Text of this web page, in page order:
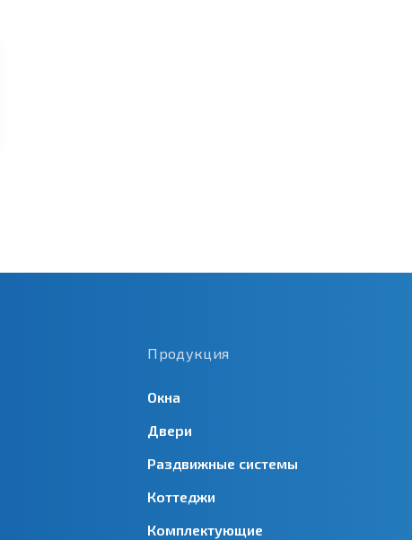
Продукция
Окна
Двери
Раздвижные системы
Коттеджи
Комплектующие